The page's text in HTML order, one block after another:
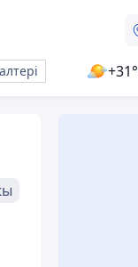
+31°